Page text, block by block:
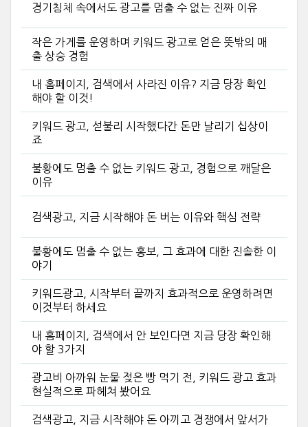
경기침체 속에서도 광고를 멈출 수 없는 진짜 이유
작은 가게를 운영하며 키워드 광고로 얻은 뜻밖의 매
출 상승 경험
내 홈페이지, 검색에서 사라진 이유? 지금 당장 확인
해야 할 이것!
키워드 광고, 섣불리 시작했다간 돈만 날리기 십상이
죠
불황에도 멈출 수 없는 키워드 광고, 경험으로 깨달은
이유
검색광고, 지금 시작해야 돈 버는 이유와 핵심 전략
불황에도 멈출 수 없는 홍보, 그 효과에 대한 진솔한 이
야기
키워드광고, 시작부터 끝까지 효과적으로 운영하려면
이것부터 하세요
내 홈페이지, 검색에서 안 보인다면 지금 당장 확인해
야 할 3가지
광고비 아까워 눈물 젖은 빵 먹기 전, 키워드 광고 효과
현실적으로 파헤쳐 봤어요
검색광고, 지금 시작해야 돈 아끼고 경쟁에서 앞서가